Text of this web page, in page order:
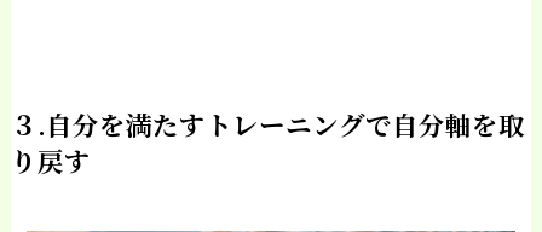
３.自分を満たすトレーニングで自分軸を取
り戻す